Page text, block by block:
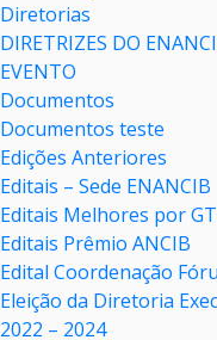
Diretorias
DIRETRIZES DO
EVENTO
Documentos
Documentos teste
Edições Anteriores
Editais – Sede ENANCIB
Editais Melhores por
Editais Prêmio ANCIB
Edital Coordenação
Eleição da Diretoria
2022 – 2024